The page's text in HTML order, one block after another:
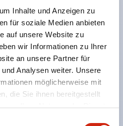
Inhalte und Anzeigen zu
für soziale Medien anbieten
auf unsere Website zu
wir Informationen zu Ihrer
an unsere Partner für
Analysen weiter. Unsere
möglicherweise mit
die Sie ihnen bereitgestellt
Ihrer Nutzung der Dienste
(IEC60947-5-5,
K),
und IP69K
UL zugelassen, EN